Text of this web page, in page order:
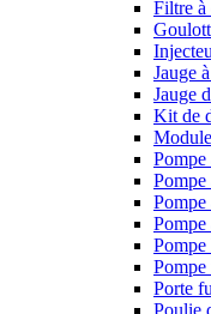
Filtre à
Jauge
Jauge
Kit de
Pompe
Pompe
Pompe
Pompe
Porte
Poulie